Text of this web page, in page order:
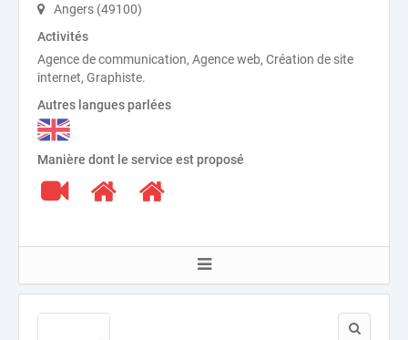
Angers (49100)
Activités
Agence de communication, Agence web, Création de site
internet, Graphiste.
Autres langues parlées
Manière dont le service est proposé